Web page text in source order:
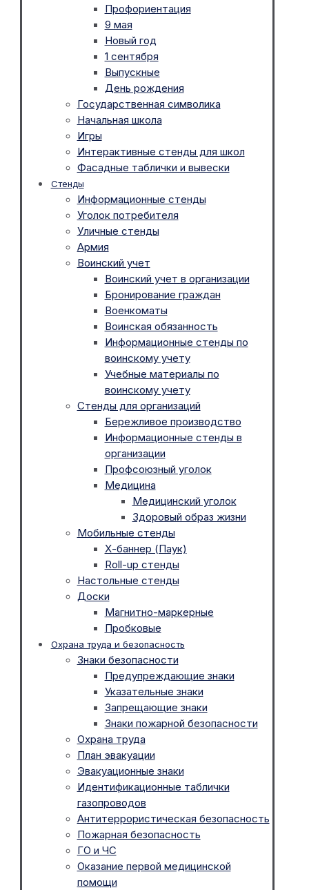
Профориентация
9 мая
Новый год
1 сентября
Выпускные
День рождения
Государственная символика
Начальная школа
Игры
Интерактивные стенды для школ
Фасадные таблички и вывески
Стенды
Информационные стенды
Уголок потребителя
Уличные стенды
Армия
Воинский учет
Воинский учет в организации
Бронирование граждан
Военкоматы
Воинская обязанность
Информационные стенды по
воинскому учету
Учебные материалы по
воинскому учету
Стенды для организаций
Бережливое производство
Информационные стенды в
организации
Профсоюзный уголок
Медицина
Медицинский уголок
Здоровый образ жизни
Мобильные стенды
Х-баннер (Паук)
Roll-up стенды
Настольные стенды
Доски
Магнитно-маркерные
Пробковые
Охрана труда и безопасность
Знаки безопасности
Предупреждающие знаки
Указательные знаки
Запрещающие знаки
Знаки пожарной безопасности
Охрана труда
План эвакуации
Эвакуационные знаки
Идентификационные таблички
газопроводов
Антитеррористическая безопасность
Пожарная безопасность
ГО и ЧС
Оказание первой медицинской
помощи